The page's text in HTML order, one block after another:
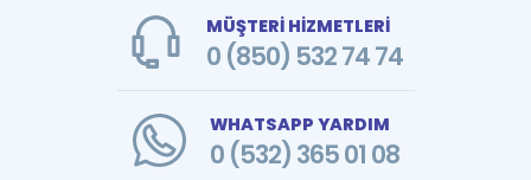
MÜŞTERİ HİZMETLERİ
0 (850) 532 74 74
WHATSAPP YARDIM
0 (532) 365 01 08